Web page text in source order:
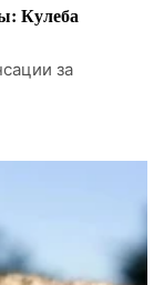
Кулеба
за